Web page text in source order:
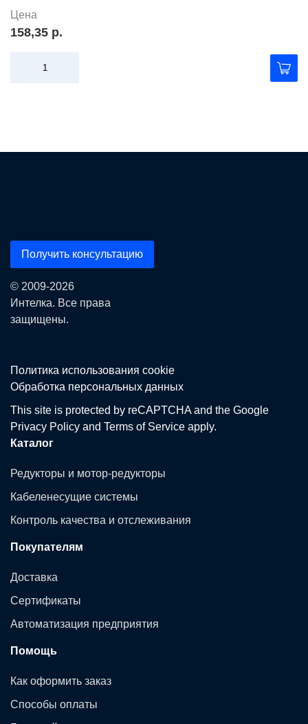
Цена
158,35 р.
Получить консультацию
© 2009-2026
Интелка. Все права
защищены.
Политика использования сookie
Обработка персональных данных
This site is protected by reCAPTCHA and the Google
Privacy Policy and Terms of Service apply.
Каталог
Редукторы и мотор-редукторы
Кабеленесущие системы
Контроль качества и отслеживания
Покупателям
Доставка
Сертификаты
Автоматизация предприятия
Помощь
Как оформить заказ
Способы оплаты